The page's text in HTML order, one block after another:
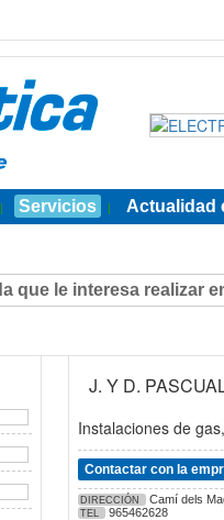
| Servicios | Actualidad
J. Y D.
Instalaciones de
Contactar con la
DIRECCIÓN Camí dels
TEL 965462628